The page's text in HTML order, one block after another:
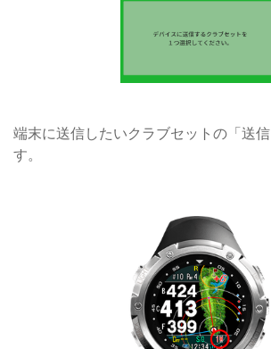
端末に送信したいクラブセットの「送
す。